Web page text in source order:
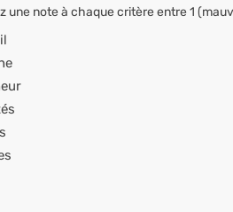
une note à chaque critère entre 1